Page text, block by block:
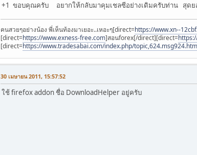
+1 ขอบคุณครับ อยากให้กลับมาคุมเชลซีอย่างเดิมครับท่าน สุดย
คนสวยๆอย่างน้อง พี่เห็นท้องมาเยอะ..เหอะๆ[direct=https://www.xn--
[direct=https://www.exness-free.com]สอนforex[/direct][direct=
[direct=https://www.tradesabai.com/index.php/
30 เมษายน 2011, 15:57:52
ใช้ firefox addon ชื่อ DownloadHelper อยู่ครับ